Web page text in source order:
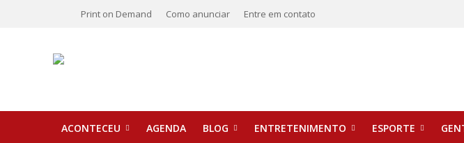
Print on Demand Como anunciar Entre em contato
ACONTECEU AGENDA BLOG ENTRETENIMENTO ESPORTE